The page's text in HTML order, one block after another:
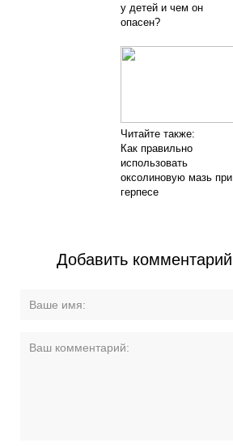
у детей и чем он
опасен?
Читайте также:
Как правильно
использовать
оксолиновую мазь при
герпесе
Добавить комментарий